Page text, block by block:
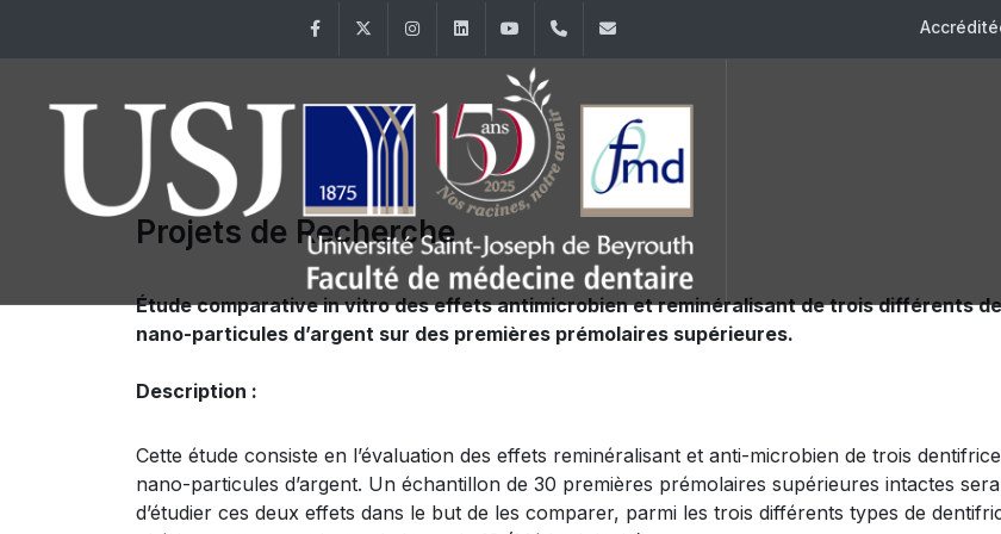
FacebookTwitter InstagramLinkedInYouTube+961 (1) 421 280
Projets de Recherche
Étude comparative in vitro des effets antimicrobien et reminéralisant de trois différents
nano-particules d’argent sur des premières prémolaires supérieures.
Description :
Cette étude consiste en l’évaluation des effets reminéralisant et anti-microbien de trois
nano-particules d’argent. Un échantillon de 30 premières prémolaires supérieures intactes
d’étudier ces deux effets dans le but de les comparer, parmi les trois différents types de